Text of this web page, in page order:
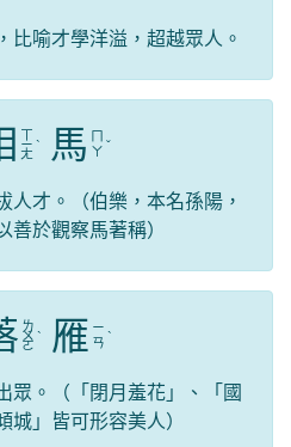
比喻才學洋溢，超越眾人。
ㄒ
ㄧ
ㄤ
ˋ 馬 ㄇ
ㄚ ˇ
人才。（伯樂，本名孫陽，
於觀察馬著稱）
ㄌ
ㄨ
ㄛ
ˋ 雁 ㄧ
ㄢ ˋ
眾。（「閉月羞花」、「國
」皆可形容美人）